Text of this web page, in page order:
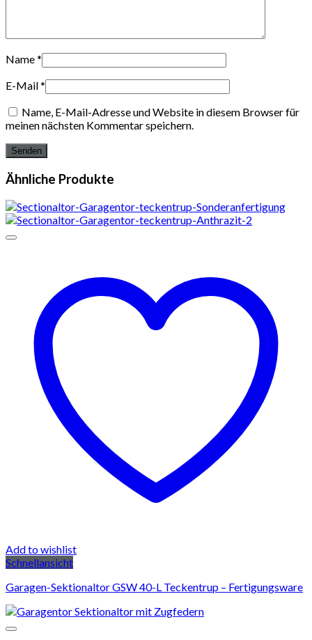
Name*
E-Mail*
Name, E-Mail-Adresse und Website in diesem Browser für
meinen nächsten Kommentar speichern.
Ähnliche Produkte
Add to wishlist
Schnellansicht
Garagen-Sektionaltor GSW 40-L Teckentrup – Fertigungsware